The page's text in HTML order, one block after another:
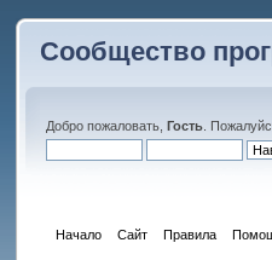
Сообщество
Добро пожаловать,Гость .
Начало Сайт Правила